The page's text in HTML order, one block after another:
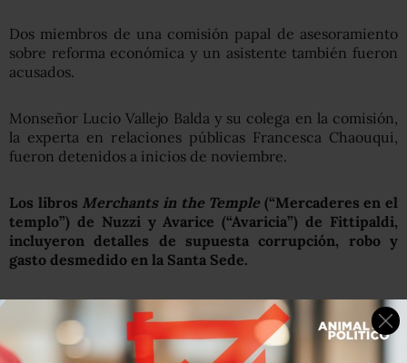
Dos miembros de una comisión papal de asesoramiento
sobre reforma económica y un asistente también fueron
acusados.
Monseñor Lucio Vallejo Balda y su colega en la comisión,
la experta en relaciones públicas Francesca Chaouqui,
fueron detenidos a inicios de noviembre.
Los libros Merchants in the Temple (“Mercaderes en el
templo”) de Nuzzi y Avarice (“Avaricia”) de Fittipaldi,
incluyeron detalles de supuesta corrupción, robo y
gasto desmedido en la Santa Sede.
En un comunicado, el Vaticano dijo que los magistrados
“notificaron a los acusados y sus abogados las acusaciones
presentadas…por la divulgación ilegal de información y